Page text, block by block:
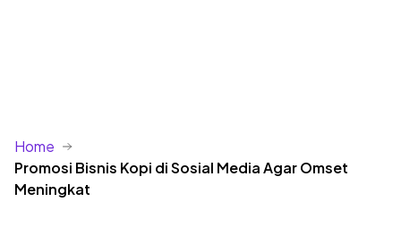
Home
Promosi Bisnis Kopi di Sosial Media Agar Omset
Meningkat